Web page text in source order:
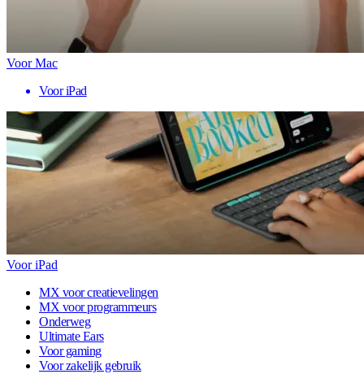
Voor Mac
Voor iPad
Voor iPad
MX voor creatievelingen
MX voor programmeurs
Onderweg
Ultimate Ears
Voor gaming
Voor zakelijk gebruik